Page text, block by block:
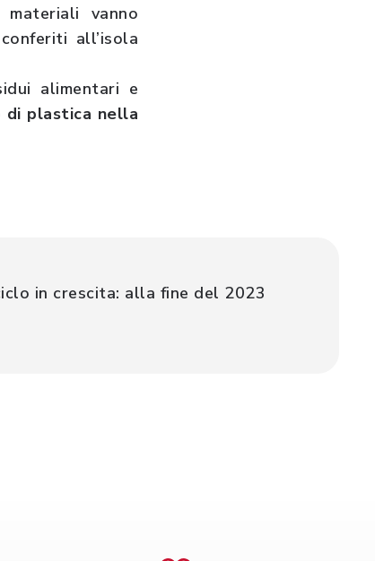
vanno
all’isola
alimentari e
di plastica nella
in crescita: alla fine del 2023